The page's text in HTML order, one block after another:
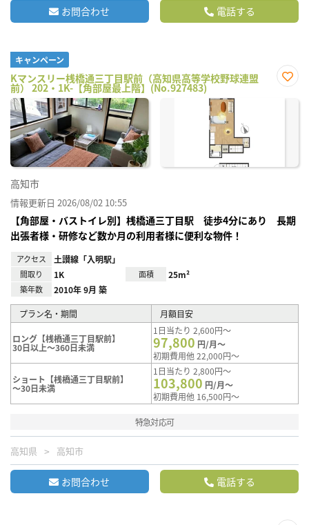
お問合わせ 電話する
キャンペーン
Kマンスリー桟橋通三丁目駅前（高知県高等学校野球連盟
前） 202・1K-【角部屋最上階】(No.927483)
に入
高知市
情報更新日 2026/08/02 10:55
【角部屋・バストイレ別】桟橋通三丁目駅 徒歩4分にあり 長期
出張者様・研修など数か月の利用者様に便利な物件！
アクセス 土讃線「入明駅」
間取り 1K 面積 25m²
築年数 2010年 9月 築
プラン名・期間 月額目安
ロング【桟橋通三丁目駅前】
30日以上～360日未満
1日当たり 2,600円～
97,800 円/月～
初期費用他 22,000円～
ショート【桟橋通三丁目駅前】
～30日未満
1日当たり 2,800円～
103,800 円/月～
初期費用他 16,500円～
特急対応可
高知県 高知市
お問合わせ 電話する